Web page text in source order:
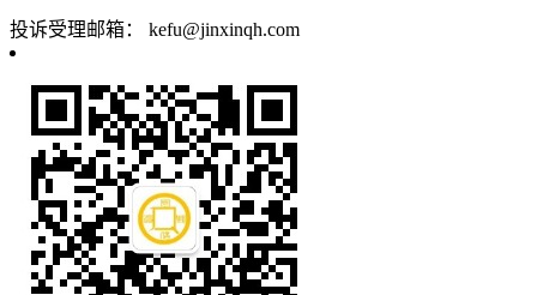
投诉受理邮箱：
kefu@jinxinqh.com